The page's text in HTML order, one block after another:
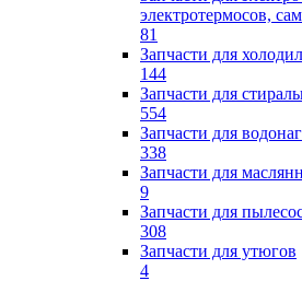
электротермосов,
81
Запчасти для
144
Запчасти для
554
Запчасти для
338
Запчасти для
9
Запчасти для
308
Запчасти для утюгов
4